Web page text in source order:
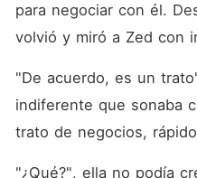
para negociar con él.
volvió y miró a Zed con
"De acuerdo, es un
indiferente que sonaba
trato de negocios,
"¿Qué?", ella no podía